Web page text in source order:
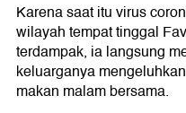
Karena saat itu virus
wilayah tempat tinggal
terdampak, ia langsung
keluarganya
makan malam bersama.